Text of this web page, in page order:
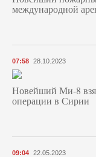
международной
07:58 28.10.2023
Новейший Ми-8
операции в Сирии
09:04 22.05.2023